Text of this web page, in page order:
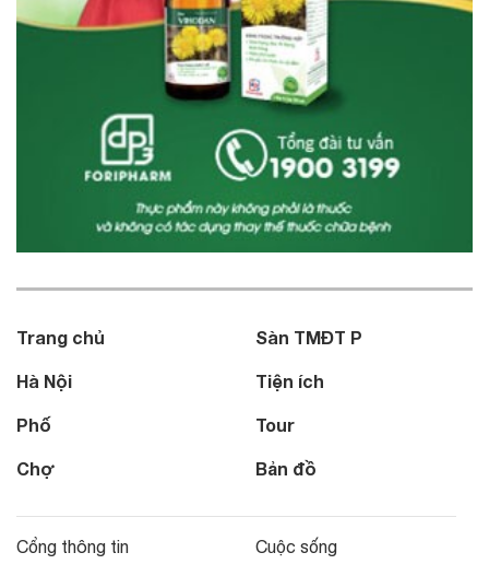
Trang chủ
Hà Nội
Phố
Chợ
Sàn TMĐT P
Tiện ích
Tour
Bản đồ
Cổng thông tin Cuộc sống